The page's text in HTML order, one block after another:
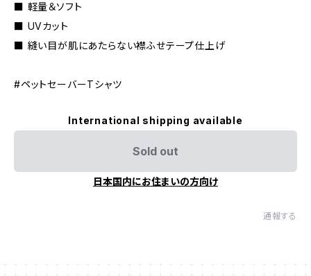
■ 軽量＆ソフト
■ UVカット
■ 縫い目が肌にあたらない襟ふせテープ仕上げ
#ペットセーバーTシャツ
International shipping available
Sold out
日本国内にお住まいの方向け
通報する